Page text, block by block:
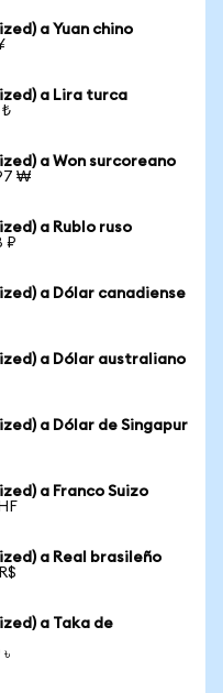
a Yuan chino
a Lira turca
₺
a Won surcoreano
₩
a Rublo ruso
₽
a Dólar canadiense
a Dólar australiano
a Dólar de Singapur
a Franco Suizo
a Real brasileño
a Taka de